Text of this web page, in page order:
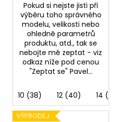
Pokud si nejste jisti při
výběru toho správného
modelu, velikosti nebo
ohledně parametrů
produktu, atd., tak se
nebojte mě zeptat - viz
odkaz níže pod cenou
"Zeptat se" Pavel...
10 (38) 12 (40) 14
VÝPRODEJ